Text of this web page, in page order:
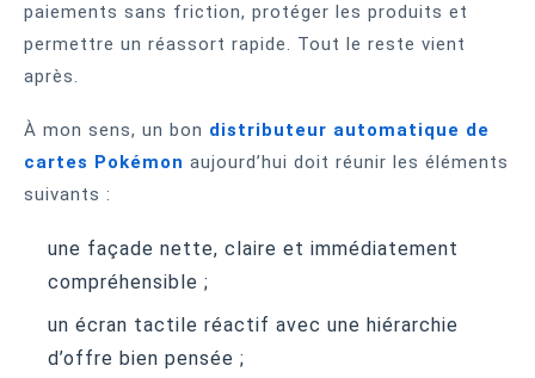
paiements sans friction, protéger les produits et
permettre un réassort rapide. Tout le reste vient
après.
À mon sens, un bon distributeur automatique de
cartes Pokémon aujourd’hui doit réunir les éléments
suivants :
une façade nette, claire et immédiatement
compréhensible ;
un écran tactile réactif avec une hiérarchie
d’offre bien pensée ;